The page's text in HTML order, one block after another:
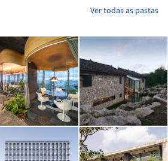
Ver todas as pastas